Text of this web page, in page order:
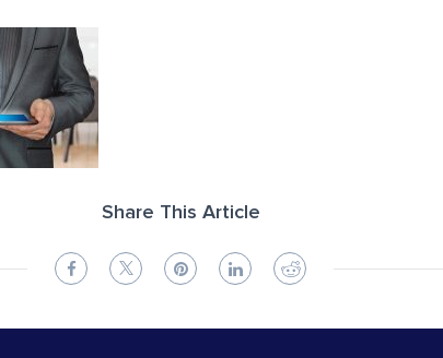
Share This Article